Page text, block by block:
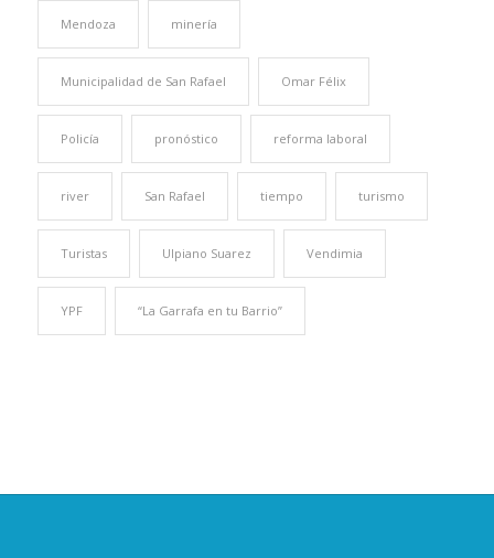
Mendoza minería
Municipalidad de San Rafael Omar Félix
Policía pronóstico reforma laboral
river San Rafael tiempo turismo
Turistas Ulpiano Suarez Vendimia
YPF “La Garrafa en tu Barrio”